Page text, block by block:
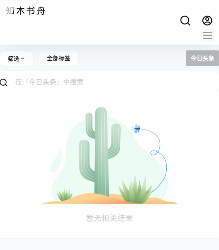
知木书舟
筛选 全部标签 今日头条
暂无相关结果